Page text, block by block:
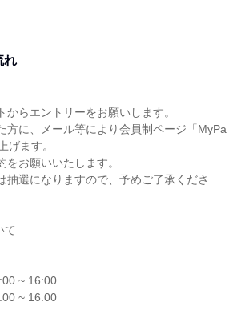
れ
からエントリーをお願いします。
方に、メール等により会員制ページ「MyPa
げます。
お願いいたします。
選になりますので、予めご了承くださ
て
~ 16:00
~ 16:00